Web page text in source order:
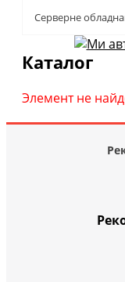
Серверне
Каталог
Элемент не